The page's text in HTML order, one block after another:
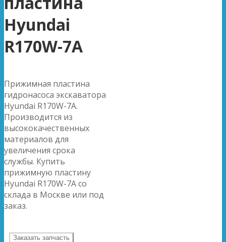
Hyundai
R170W-7A
Прижимная пластина
гидронасоса экскаватора
Hyundai R170W-7A.
Производится из
высококачественных
материалов для
увеличения срока
службы. Купить
прижимную пластину
Hyundai R170W-7A со
склада в Москве или под
заказ.
Заказать запчасть